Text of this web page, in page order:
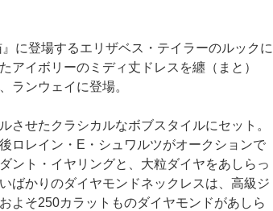
に登場するエリザベス・テイラーのルックに
アイボリーのミディ丈ドレスを纏（まと）
ランウェイに登場。
せたクラシカルなボブスタイルにセット。
ロレイン・E・シュワルツがオークションで
ント・イヤリングと、大粒ダイヤをあしらっ
ばかりのダイヤモンドネックレスは、高級ジ
よそ250カラットものダイヤモンドがあしら